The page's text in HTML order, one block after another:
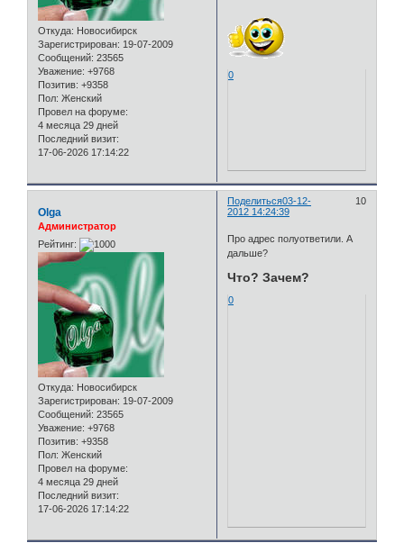
Откуда: Новосибирск
Зарегистрирован: 19-07-2009
Сообщений: 23565
Уважение: +9768
Позитив: +9358
Пол: Женский
Провел на форуме:
4 месяца 29 дней
Последний визит:
17-06-2026 17:14:22
0
Поделиться 10
03-12-
2012 14:24:39
Olga
Администратор
Рейтинг:
Откуда: Новосибирск
Зарегистрирован: 19-07-2009
Сообщений: 23565
Уважение: +9768
Позитив: +9358
Пол: Женский
Провел на форуме:
4 месяца 29 дней
Последний визит:
17-06-2026 17:14:22
Про адрес полуответили. А
дальше?
Что? Зачем?
0